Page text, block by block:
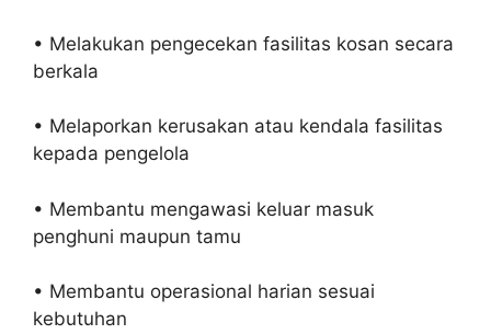
• Melakukan pengecekan fasilitas kosan secara
berkala
• Melaporkan kerusakan atau kendala fasilitas
kepada pengelola
• Membantu mengawasi keluar masuk
penghuni maupun tamu
• Membantu operasional harian sesuai
kebutuhan